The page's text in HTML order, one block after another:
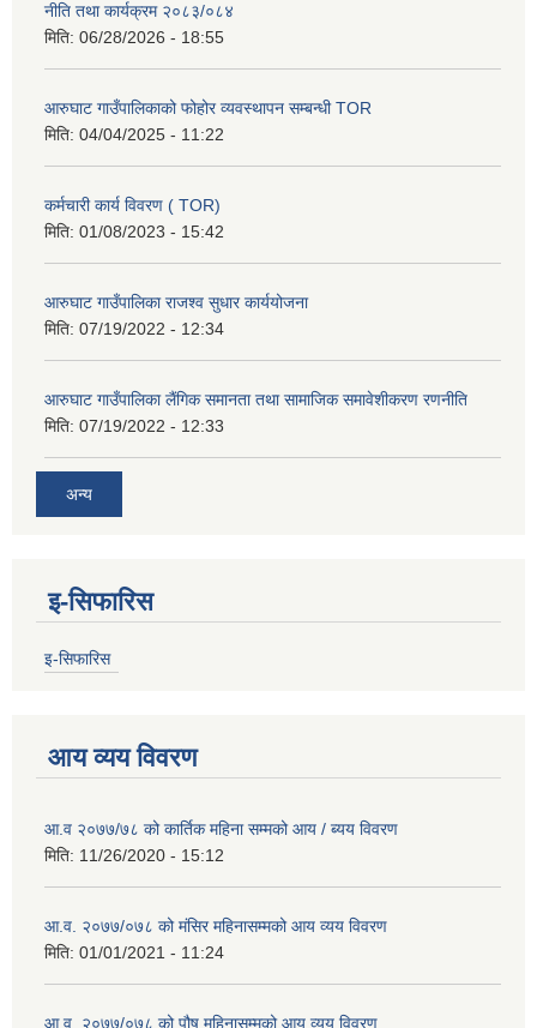
नीति तथा कार्यक्रम २०८३/०८४
मिति: 06/28/2026 - 18:55
आरुघाट गाउँपालिकाको फोहोर व्यवस्थापन सम्बन्धी TOR
मिति: 04/04/2025 - 11:22
कर्मचारी कार्य विवरण ( TOR)
मिति: 01/08/2023 - 15:42
आरुघाट गाउँपालिका राजश्व सुधार कार्ययोजना
मिति: 07/19/2022 - 12:34
आरुघाट गाउँपालिका लैंगिक समानता तथा सामाजिक समावेशीकरण रणनीति
मिति: 07/19/2022 - 12:33
अन्य
इ-सिफारिस
इ-सिफारिस
आय व्यय विवरण
आ.व २०७७/७८ को कार्तिक महिना सम्मको आय / ब्यय विवरण
मिति: 11/26/2020 - 15:12
आ.व. २०७७/०७८ को मंसिर महिनासम्मको आय व्यय विवरण
मिति: 01/01/2021 - 11:24
आ.व. २०७७/०७८ को पौष महिनासम्मको आय व्यय विवरण